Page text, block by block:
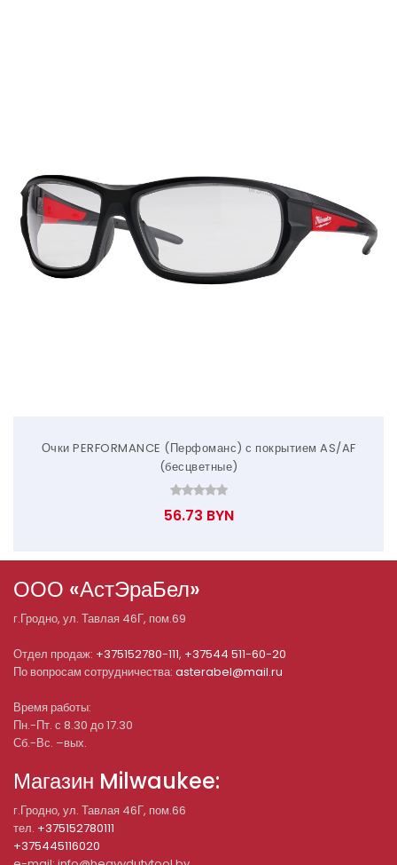
Очки PERFORMANCE (Перфоманс) с покрытием AS/AF
(бесцветные)
56.73 BYN
ООО «АстЭраБел»
г.Гродно, ул. Тавлая 46Г, пом.69
Отдел продаж: +375152780-111, +37544 511-60-20
По вопросам сотрудничества: asterabel@mail.ru
Время работы:
Пн.-Пт. с 8.30 до 17.30
Сб.-Вс. –вых.
Магазин Milwaukee:
г.Гродно, ул. Тавлая 46Г, пом.66
тел. +375152780111
+375445116020